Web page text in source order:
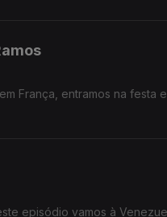
França, entramos na festa
episódio vamos à